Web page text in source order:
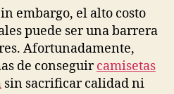
embargo, el alto costo
puede ser una barrera
Afortunadamente,
de conseguircamisetas
sin sacrificar calidad ni